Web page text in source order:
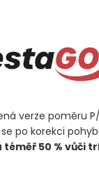
verze poměru P/
po korekci
téměř 50 % vůči